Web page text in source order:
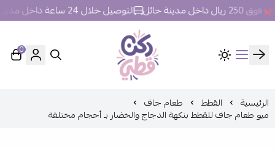
مدينة حائل التوصيل خلال 24 ساعة داخل مدينة حائل.
ركن قطي
0
الرئيسية القطط طعام جاف
ميو طعام جاف للقطط بنكهة الدجاج والخضار بـ أحجام مختلفة